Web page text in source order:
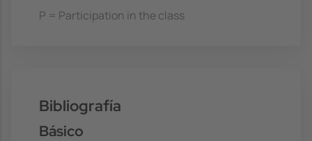
P = Participation in the class
Bibliografía
Básico